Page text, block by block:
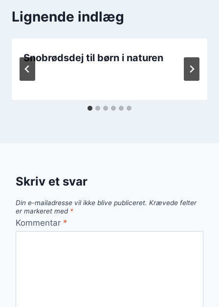
Lignende indlæg
Snobrødsdej til børn i naturen
Skriv et svar
Din e-mailadresse vil ikke blive publiceret. Krævede felter
er markeret med *
Kommentar *